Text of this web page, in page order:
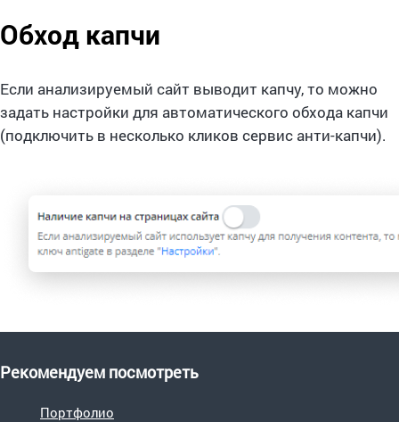
Обход капчи
Если анализируемый сайт выводит капчу, то можно
задать настройки для автоматического обхода капчи
(подключить в несколько кликов сервис анти-капчи).
Рекомендуем посмотреть
Портфолио